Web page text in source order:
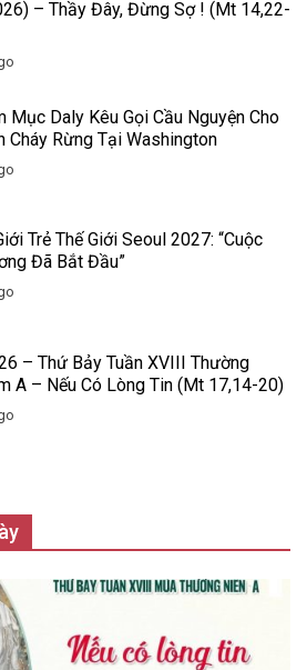
– Thầy Đây, Đừng Sợ ! (Mt 14,22-
Mục Daly Kêu Gọi Cầu Nguyện Cho
Cháy Rừng Tại Washington
Trẻ Thế Giới Seoul 2027: “Cuộc
Đã Bắt Đầu”
– Thứ Bảy Tuần XVIII Thường
A – Nếu Có Lòng Tin (Mt 17,14-20)